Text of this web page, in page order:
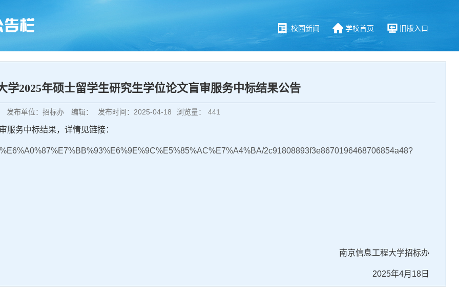
校园新闻 学校首页 旧版入口
学2025年硕士留学生研究生学位论文盲审服务中标结果公告
发布单位：招标办 编辑： 发布时间：2025-04-18 浏览量： 441
服务中标结果，详情见链接：
2c91808893f3e8670196468706854a48?
南京信息工程大学招标办
2025年4月18日